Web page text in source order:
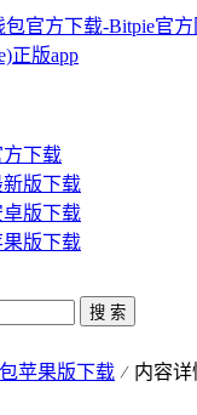
方下载
版下载
版下载
版下载
搜 索
苹果版下载 内容详